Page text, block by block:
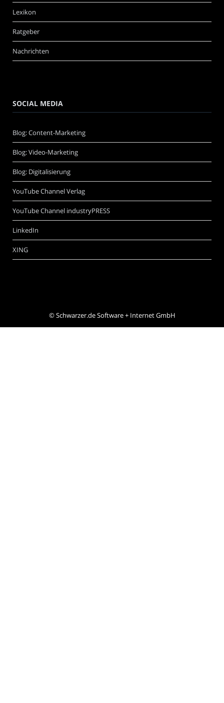
Lexikon
Ratgeber
Nachrichten
SOCIAL MEDIA
Blog: Content-Marketing
Blog: Video-Marketing
Blog: Digitalisierung
YouTube Channel Verlag
YouTube Channel industryPRESS
LinkedIn
XING
©Schwarzer.de Software + Internet GmbH